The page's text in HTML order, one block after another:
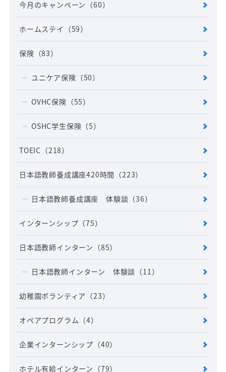
今月のキャンペーン （60）
ホームステイ （59）
保険 （83）
ユニケア保険 （50）
OVHC保険 （55）
OSHC学生保険 （5）
TOEIC （218）
日本語教師養成講座420時間 （223）
日本語教師養成講座 体験談 （36）
インターンシップ （75）
日本語教師インターン （85）
日本語教師インターン 体験談 （11）
幼稚園ボランティア （23）
オペアプログラム （4）
企業インターンシップ （40）
ホテル有給インターン （79）